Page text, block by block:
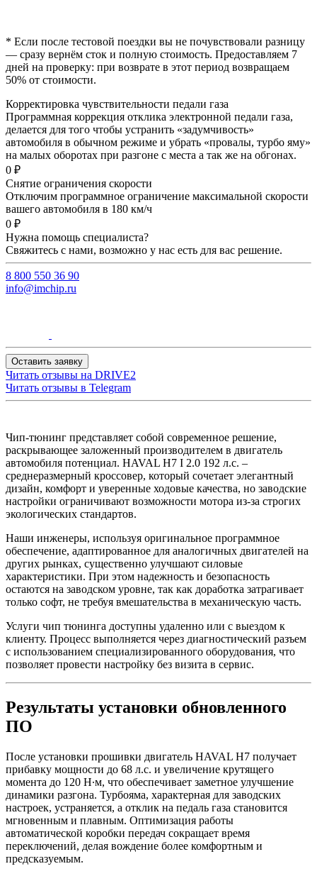
* Если после тестовой поездки вы не почувствовали разницу
— сразу вернём сток и полную стоимость. Предоставляем 7
дней на проверку: при возврате в этот период возвращаем
50% от стоимости.
Корректировка чувствительности педали газа
Программная коррекция отклика электронной педали газа,
делается для того чтобы устранить «задумчивость»
автомобиля в обычном режиме и убрать «провалы, турбо яму»
на малых оборотах при разгоне с места а так же на обгонах.
0 ₽
Снятие ограничения скорости
Отключим программное ограничение максимальной скорости
вашего автомобиля в 180 км/ч
0 ₽
Нужна помощь специалиста?
Свяжитесь с нами, возможно у нас есть для вас решение.
8 800 550 36 90
info@imchip.ru
Оставить заявку
Читать отзывы на DRIVE2
Читать отзывы в Telegram
Чип-тюнинг представляет собой современное решение,
раскрывающее заложенный производителем в двигатель
автомобиля потенциал. HAVAL H7 I 2.0 192 л.с. –
среднеразмерный кроссовер, который сочетает элегантный
дизайн, комфорт и уверенные ходовые качества, но заводские
настройки ограничивают возможности мотора из-за строгих
экологических стандартов.
Наши инженеры, используя оригинальное программное
обеспечение, адаптированное для аналогичных двигателей на
других рынках, существенно улучшают силовые
характеристики. При этом надежность и безопасность
остаются на заводском уровне, так как доработка затрагивает
только софт, не требуя вмешательства в механическую часть.
Услуги чип тюнинга доступны удаленно или с выездом к
клиенту. Процесс выполняется через диагностический разъем
с использованием специализированного оборудования, что
позволяет провести настройку без визита в сервис.
Результаты установки обновленного
ПО
После установки прошивки двигатель HAVAL H7 получает
прибавку мощности до 68 л.с. и увеличение крутящего
момента до 120 Н∙м, что обеспечивает заметное улучшение
динамики разгона. Турбояма, характерная для заводских
настроек, устраняется, а отклик на педаль газа становится
мгновенным и плавным. Оптимизация работы
автоматической коробки передач сокращает время
переключений, делая вождение более комфортным и
предсказуемым.